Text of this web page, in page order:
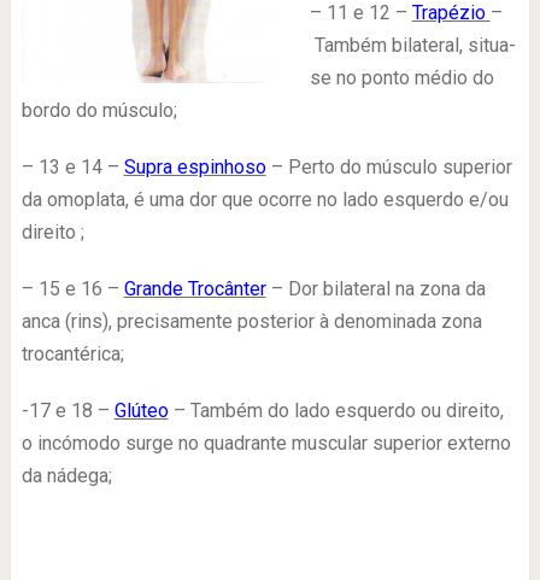
– 11 e 12 – Trapézio –
Também bilateral, situa-
se no ponto médio do
bordo do músculo;
– 13 e 14 – Supra espinhoso– Perto do músculo superior
da omoplata, é uma dor que ocorre no lado esquerdo e/ou
direito ;
– 15 e 16 – Grande Trocânter– Dor bilateral na zona da
anca (rins), precisamente posterior à denominada zona
trocantérica;
-17 e 18 – Glúteo– Também do lado esquerdo ou direito,
o incómodo surge no quadrante muscular superior externo
da nádega;